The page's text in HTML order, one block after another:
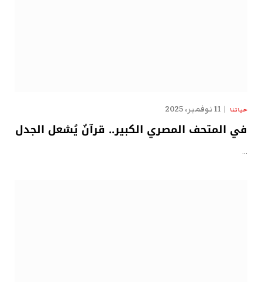
حياتنا 11 نوفمبر، 2025
في المتحف المصري الكبير.. قرآنٌ يُشعل الجدل
…